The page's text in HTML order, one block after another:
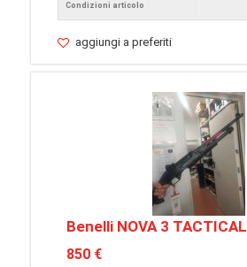
Condizioni articolo
aggiungi a preferiti
Benelli NOVA 3 TACTICAL
850 €